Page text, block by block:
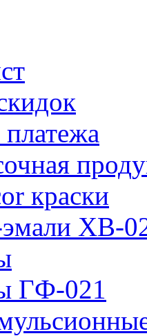
платежа
краски
ХВ-
ГФ-021